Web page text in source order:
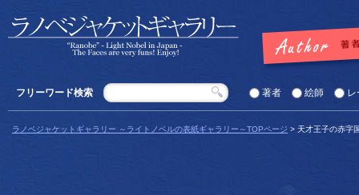
フリーワード検索 著者 絵師 レ
ラノベジャケットギャラリー ～ライトノベルの表紙ギャラリー～TOPページ > 天才王子の赤字